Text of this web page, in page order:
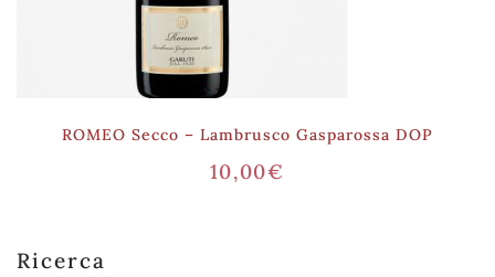
Ricerca
ROMEO Secco – Lambrusco Gasparossa DOP
10,00€